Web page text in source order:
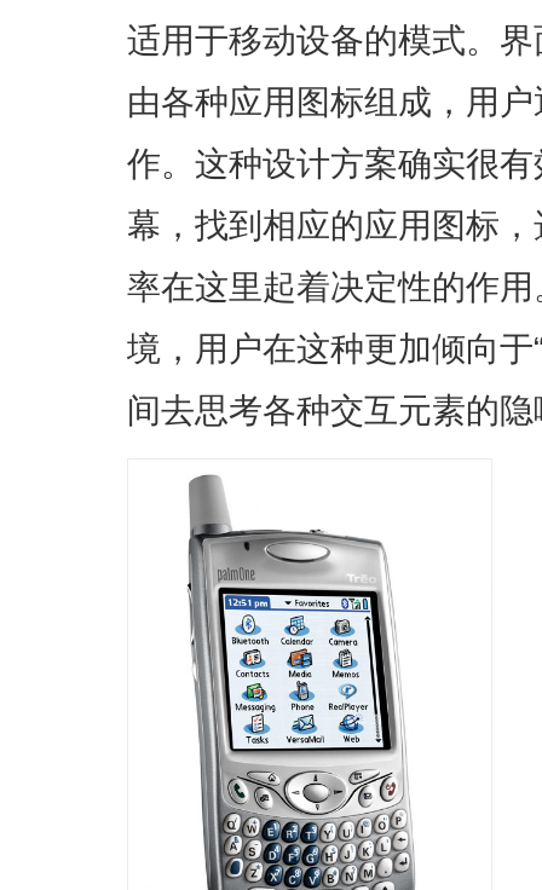
适用于移动设备的模式。
由各种应用图标组成，用
作。这种设计方案确实很
幕，找到相应的应用图标
率在这里起着决定性的作
境，用户在这种更加倾向
间去思考各种交互元素的